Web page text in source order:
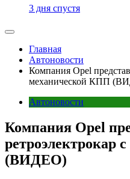
3 дня спустя
Главная
Автоновости
Компания Opel
механической КПП
Автоновости
Компания Opel
ретроэлектрокар
(ВИДЕО)